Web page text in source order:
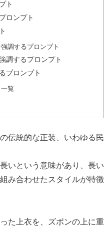
ト
ロンプト
調するプロンプト
調するプロンプト
プロンプト
覧
伝統的な正装、いわゆる民
いという意味があり、長い
み合わせたスタイルが特徴
た上衣を、ズボンの上に重